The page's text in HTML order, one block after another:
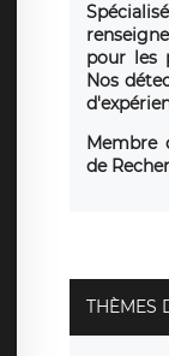
pour les
Nos
Membre
de
THÈMES